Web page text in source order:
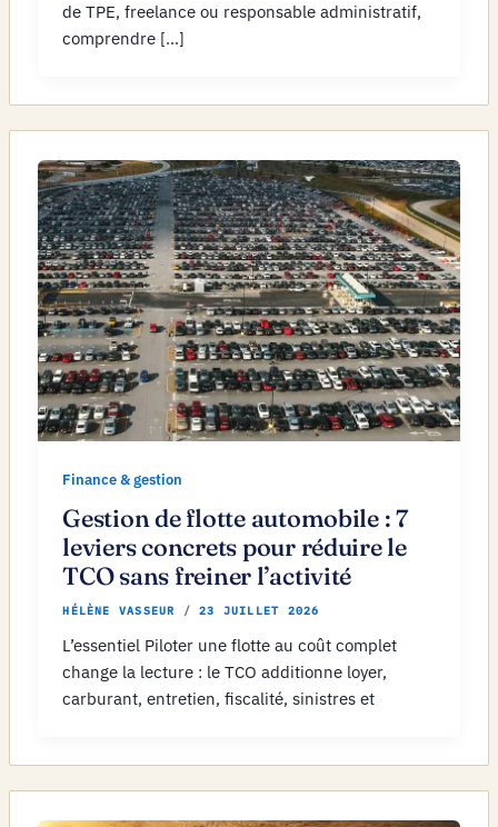
de TPE, freelance ou responsable administratif,
comprendre […]
Finance & gestion
Gestion de flotte automobile : 7
leviers concrets pour réduire le
TCO sans freiner l’activité
HÉLÈNE VASSEUR /23 JUILLET 2026
L’essentiel Piloter une flotte au coût complet
change la lecture : le TCO additionne loyer,
carburant, entretien, fiscalité, sinistres et